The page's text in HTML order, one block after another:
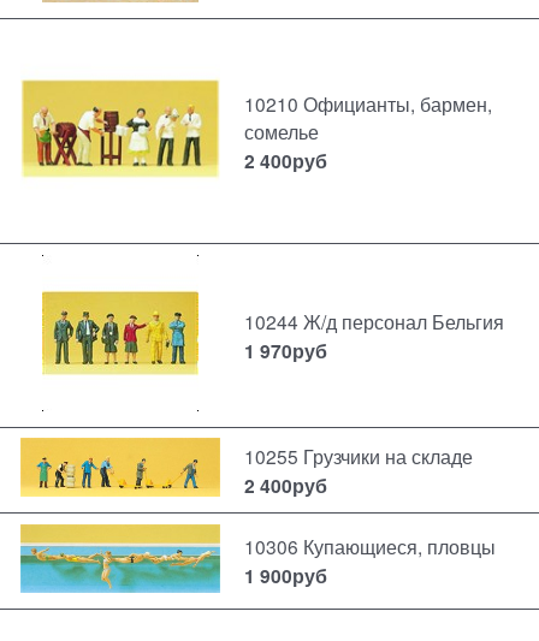
10210 Официанты, бармен,
сомелье
2 400руб
10244 Ж/д персонал Бельгия
1 970руб
10255 Грузчики на складе
2 400руб
10306 Купающиеся, пловцы
1 900руб